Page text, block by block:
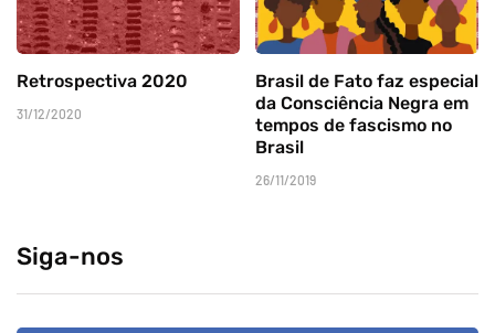
Retrospectiva 2020
31/12/2020
Brasil de Fato faz especial
da Consciência Negra em
tempos de fascismo no
Brasil
26/11/2019
Siga-nos